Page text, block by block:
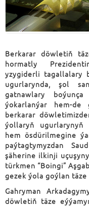
Berkarar döwletiň
hormatly
yzygiderli tagallalary
ugurlarynda, şol
gatnawlary
ýokarlanýar hem-
berkarar
ýollaryň ugurlarynyň
hem ösdürilmegine
paýtagtymyzdan
şäherine ilkinji
türkmen “Boingi”
gezek ýola goýlan
Gahryman
döwletiň täze